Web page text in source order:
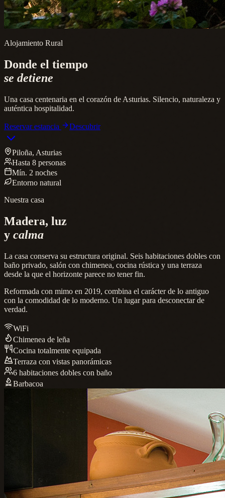
Alojamiento Rural
Donde el tiempo
se detiene
Una casa centenaria en el corazón de Asturias. Silencio, naturaleza y
auténtica hospitalidad.
Reservar estancia Descubrir
Piloña, Asturias
Hasta 8 personas
Mín. 2 noches
Entorno natural
Nuestra casa
Madera, luz
y calma
La casa conserva su estructura original. Seis habitaciones dobles con
baño privado, salón con chimenea, cocina rústica y una terraza
desde la que el horizonte parece no tener fin.
Reformada con mimo en 2019, combina el carácter de lo antiguo
con la comodidad de lo moderno. Un lugar para desconectar de
verdad.
WiFi
Chimenea de leña
Cocina totalmente equipada
Terraza con vistas panorámicas
6 habitaciones dobles con baño
Barbacoa